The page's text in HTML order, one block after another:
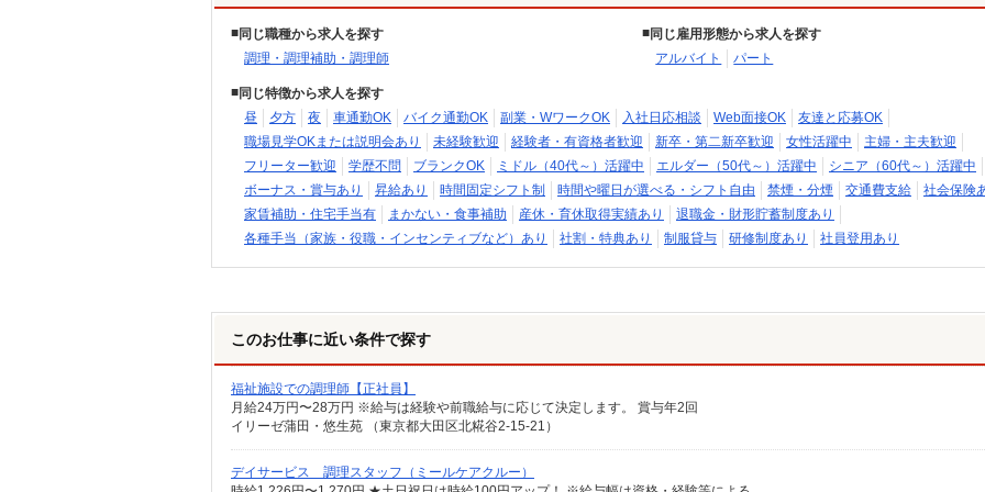
同じ職種から求人を探す
調理・調理補助・調理師
同じ雇用形態から求人を探す
アルバイト
パート
同じ特徴から求人を探す
昼
夕方 夜 車通勤OK バイク通勤OK 副業・WワークOK 入社日応相談 Web面接OK
友達と応募OK
職場見学OKまたは説明会あり
未経験歓迎 経験者・有資格者歓迎 新卒・第二新卒歓迎 女性活躍中
主婦・主夫歓迎
フリーター歓迎
学歴不問 ブランクOK ミドル（40代～）活躍中 エルダー（50代～）活躍中
シニア（60代～）活躍中
ボーナス・賞与あり
昇給あり 時間固定シフト制 時間や曜日が選べる・シフト自由 禁煙・分煙 交通費支給
社会保険
家賃補助・住宅手当有
まかない・食事補助 産休・育休取得実績あり
退職金・財形貯蓄制度あり
各種手当（家族・役職・インセンティブなど）あり
社割・特典あり 制服貸与 研修制度あり 社員登用あり
このお仕事に近い条件で探す
福祉施設での調理師【正社員】
月給24万円〜28万円 ※給与は経験や前職給与に応じて決定します。 賞与年2回
イリーゼ蒲田・悠生苑 （東京都大田区北糀谷2-15-21）
デイサービス 調理スタッフ（ミールケアクルー）